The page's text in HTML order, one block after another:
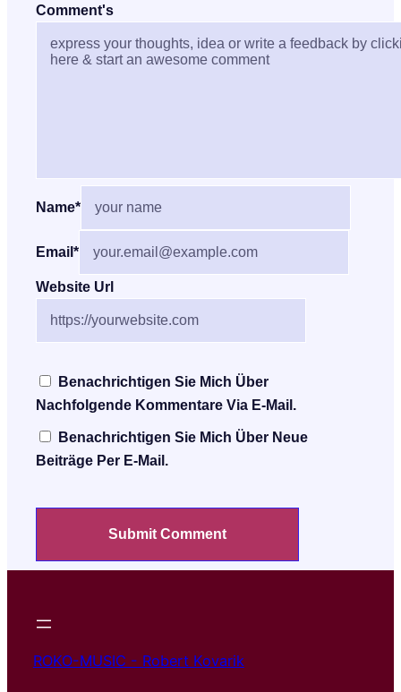
Comment's
Name*
Email *
Website Url
Benachrichtigen Sie Mich Über
Nachfolgende Kommentare Via E-Mail.
Benachrichtigen Sie Mich Über Neue
Beiträge Per E-Mail.
ROKO-MUSIC - Robert Kovarik